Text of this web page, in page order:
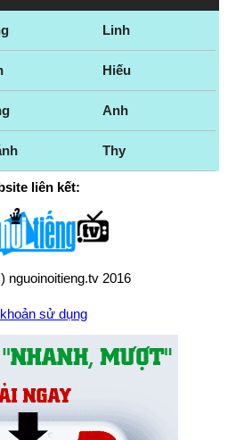
Linh
Hiếu
Anh
Thy
liên kết:
nguoinoitieng.tv 2016
sử dụng
quyền riêng tư